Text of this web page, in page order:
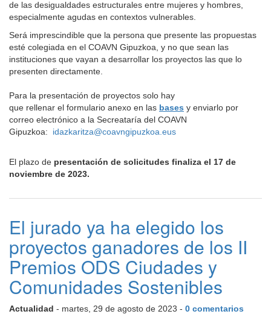
de las desigualdades estructurales entre mujeres y hombres,
especialmente agudas en contextos vulnerables.
Será imprescindible que la persona que presente las propuestas
esté colegiada en el COAVN Gipuzkoa, y no que sean las
instituciones que vayan a desarrollar los proyectos las que lo
presenten directamente.
Para la presentación de proyectos solo hay
que rellenar el formulario anexo en las bases y enviarlo por
correo electrónico a la Secreataría del COAVN
Gipuzkoa: idazkaritza@coavngipuzkoa.eus
El plazo de presentación de solicitudes finaliza el 17 de
noviembre de 2023.
El jurado ya ha elegido los
proyectos ganadores de los II
Premios ODS Ciudades y
Comunidades Sostenibles
Actualidad - martes, 29 de agosto de 2023 - 0 comentarios